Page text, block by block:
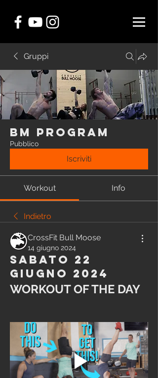
Gruppi
BM Program
Pubblico
Iscriviti
Workout Info
Indietro
CrossFit Bull Moose
14 giugno 2024
Sabato 22
Giugno 2024
WORKOUT OF THE DAY